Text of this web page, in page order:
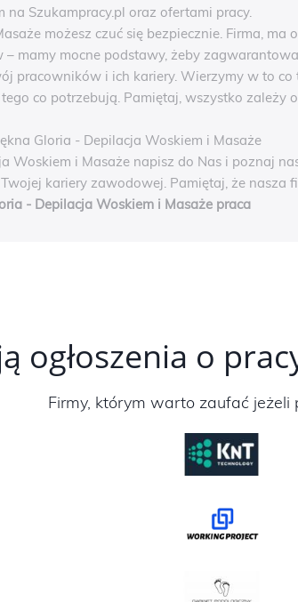
Szukampracy.pl oraz ofertami pracy.
możesz czuć się bezpiecznie. Firma, ma
mamy mocne podstawy, żeby
pracowników i ich kariery. Wierzymy w to co
co potrzebują. Pamiętaj, wszystko zależy
Gloria - Depilacja Woskiem i Masaże
Woskiem i Masaże napisz do Nas i poznaj
kariery zawodowej. Pamiętaj, że nasza
- Depilacja Woskiem i Masaże praca
ogłoszenia o
Firmy, którym warto zaufać jeżeli